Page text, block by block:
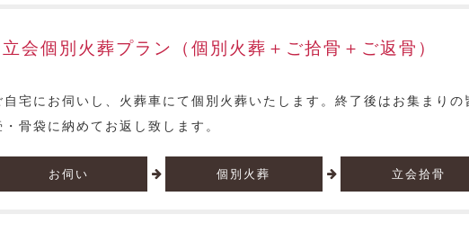
立会個別火葬プラン（個別火葬＋ご拾骨＋ご返骨）
自宅にお伺いし、火葬車にて個別火葬いたします。終了後はお集まり
・骨袋に納めてお返し致します。
お伺い 個別火葬 立会拾骨